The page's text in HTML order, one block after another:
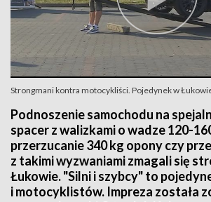
Strongmani kontra motocykliści. Pojedynek w
Podnoszenie samochodu na
spacer z walizkami o wadze 120-
przerzucanie 340 kg opony czy
z takimi wyzwaniami zmagali się
Łukowie. "Silni i szybcy" to
i motocyklistów. Impreza została